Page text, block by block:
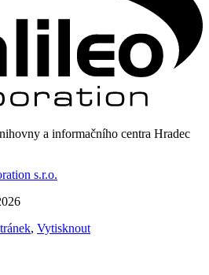
a informačního centra Hradec
s.r.o.
, Vytisknout